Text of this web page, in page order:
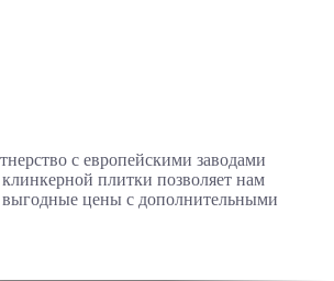
с европейскими заводами
плитки позволяет нам
выгодные цены с дополнительными